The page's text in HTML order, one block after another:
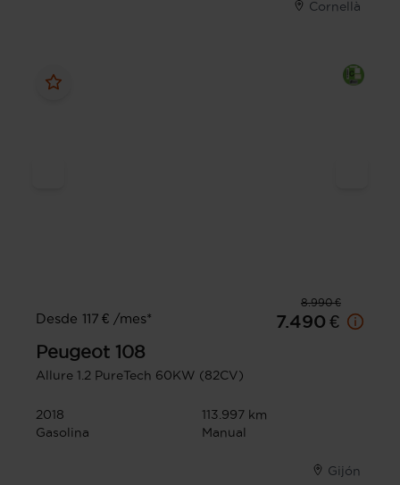
Cornellà
8.990 €
Desde 117 € /mes*
7.490 €
Peugeot 108
Allure 1.2 PureTech 60KW (82CV)
2018
113.997 km
Gasolina
Manual
Gijón